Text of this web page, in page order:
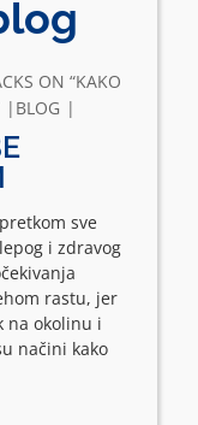
ON “KAKO
BLOG
sve
i zdravog
rastu, jer
na okolinu i
načini kako